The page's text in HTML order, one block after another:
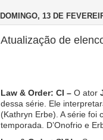
DOMINGO, 13 DE
Atualização de
Law & Order: CI – O ator
dessa série. Ele
(Kathryn Erbe). A série foi
temporada. D’Onofrio e